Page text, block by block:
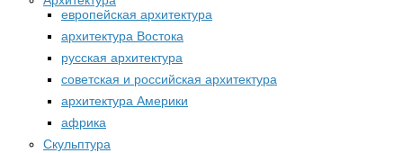
европейская архитектура
архитектура Востока
русская архитектура
советская и российская архитектура
архитектура Америки
африка
Скульптура